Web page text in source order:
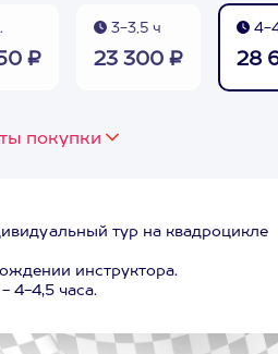
₽
3-3,5 ч
23 300 ₽
4-
28
покупки
тур на квадроцикле
инструктора.
4-4,5 часа.